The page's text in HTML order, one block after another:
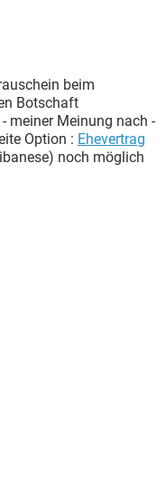
beim
Botschaft
meiner Meinung nach -
Option : Ehevertrag
noch möglich